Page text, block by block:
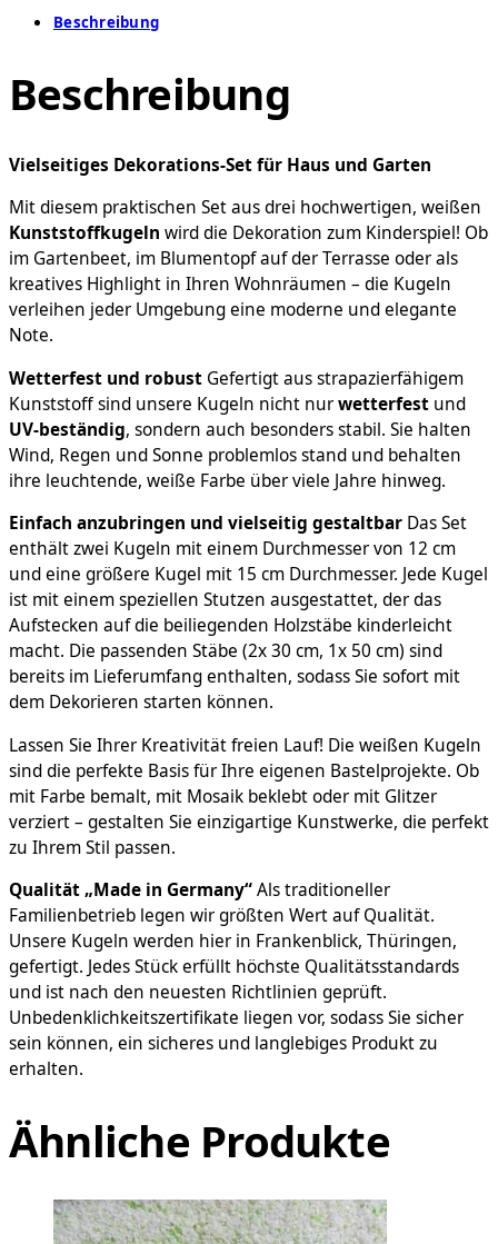
1x
15cm)
Holzstäben
Dekoration
Menge
Beschreibung
Beschreibung
Vielseitiges Dekorations-Set für Haus und Garten
Mit diesem praktischen Set aus drei hochwertigen, weißen
Kunststoffkugeln wird die Dekoration zum Kinderspiel! Ob
im Gartenbeet, im Blumentopf auf der Terrasse oder als
kreatives Highlight in Ihren Wohnräumen – die Kugeln
verleihen jeder Umgebung eine moderne und elegante
Note.
Wetterfest und robust Gefertigt aus strapazierfähigem
Kunststoff sind unsere Kugeln nicht nurwetterfest und
UV-beständig, sondern auch besonders stabil. Sie halten
Wind, Regen und Sonne problemlos stand und behalten
ihre leuchtende, weiße Farbe über viele Jahre hinweg.
Einfach anzubringen und vielseitig gestaltbar Das Set
enthält zwei Kugeln mit einem Durchmesser von 12 cm
und eine größere Kugel mit 15 cm Durchmesser. Jede Kugel
ist mit einem speziellen Stutzen ausgestattet, der das
Aufstecken auf die beiliegenden Holzstäbe kinderleicht
macht. Die passenden Stäbe (2x 30 cm, 1x 50 cm) sind
bereits im Lieferumfang enthalten, sodass Sie sofort mit
dem Dekorieren starten können.
Lassen Sie Ihrer Kreativität freien Lauf! Die weißen Kugeln
sind die perfekte Basis für Ihre eigenen Bastelprojekte. Ob
mit Farbe bemalt, mit Mosaik beklebt oder mit Glitzer
verziert – gestalten Sie einzigartige Kunstwerke, die perfekt
zu Ihrem Stil passen.
Qualität „Made in Germany“Als traditioneller
Familienbetrieb legen wir größten Wert auf Qualität.
Unsere Kugeln werden hier in Frankenblick, Thüringen,
gefertigt. Jedes Stück erfüllt höchste Qualitätsstandards
und ist nach den neuesten Richtlinien geprüft.
Unbedenklichkeitszertifikate liegen vor, sodass Sie sicher
sein können, ein sicheres und langlebiges Produkt zu
erhalten.
Ähnliche Produkte